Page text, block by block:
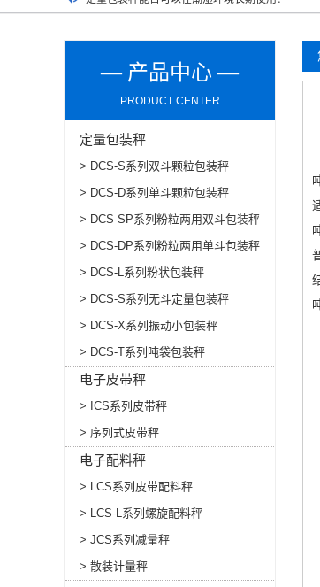
介绍双工位定量包装秤清洁及维护环节的操作事项
— 产品中心 —
PRODUCT CENTER
定量包装秤
> DCS-S系列双斗颗粒包装秤
> DCS-D系列单斗颗粒包装秤
> DCS-SP系列粉粒两用双斗包装秤
> DCS-DP系列粉粒两用单斗包装秤
> DCS-L系列粉状包装秤
> DCS-S系列无斗定量包装秤
> DCS-X系列振动小包装秤
> DCS-T系列吨袋包装秤
电子皮带秤
> ICS系列皮带秤
> 序列式皮带秤
电子配料秤
> LCS系列皮带配料秤
> LCS-L系列螺旋配料秤
> JCS系列减量秤
> 散装计量秤